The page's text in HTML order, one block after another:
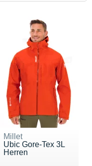
Millet
Ubic Gore-Tex 3L
Herren